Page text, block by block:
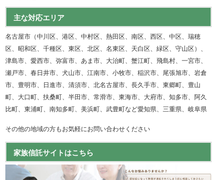
主な対応エリア
名古屋市（中川区、港区、中村区、熱田区、南区、西区、中区、瑞穂
区、昭和区、千種区、東区、北区、名東区、天白区、緑区、守山区）、
津島市、愛西市、弥富市、あま市、大治町、蟹江町、飛島村、一宮市、
瀬戸市、春日井市、犬山市、江南市、小牧市、稲沢市、尾張旭市、岩倉
市、豊明市、日進市、清須市、北名古屋市、長久手市、東郷町、豊山
町、大口町、扶桑町、半田市、常滑市、東海市、大府市、知多市、阿久
比町、東浦町、南知多町、美浜町、武豊町など愛知県、三重県、岐阜県
その他の地域の方もお気軽にお問い合わせください
家族信託サイトはこちら